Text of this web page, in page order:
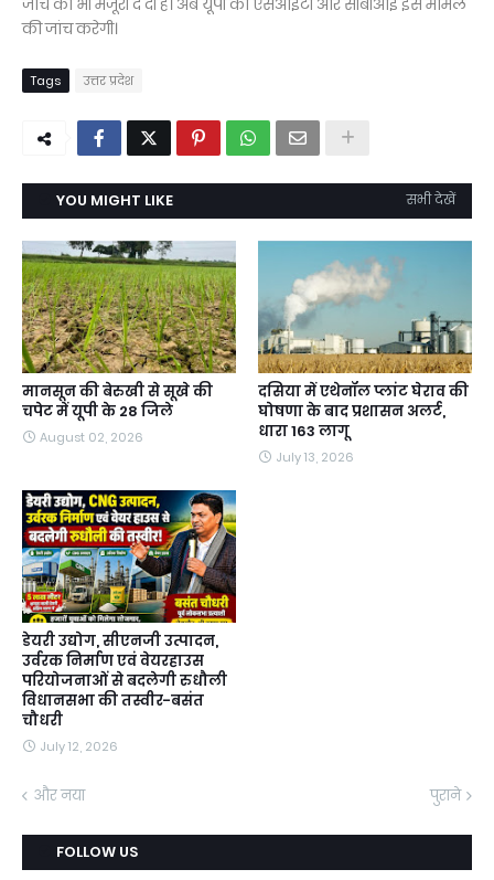
जांच की भी मंजूरी दे दी है। अब यूपी की एसआईटी और सीबीआई इस मामले
की जांच करेगी।
Tags उत्तर प्रदेश
YOU MIGHT LIKE सभी देखें
मानसून की बेरुखी से सूखे की
चपेट में यूपी के 28 जिले
August 02, 2026
दसिया में एथेनॉल प्लांट घेराव की
घोषणा के बाद प्रशासन अलर्ट,
धारा 163 लागू
July 13, 2026
डेयरी उद्योग, सीएनजी उत्पादन,
उर्वरक निर्माण एवं वेयरहाउस
परियोजनाओं से बदलेगी रुधौली
विधानसभा की तस्वीर-बसंत
चौधरी
July 12, 2026
और नया पुराने
FOLLOW US